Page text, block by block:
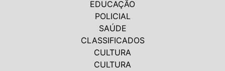
EDUCAÇÃO
POLICIAL
SAÚDE
CLASSIFICADOS
CULTURA
CULTURA